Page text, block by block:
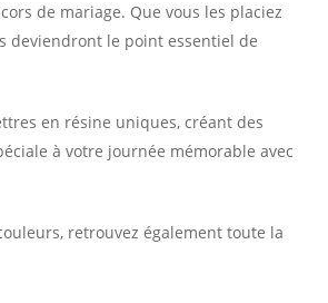
de mariage. Que vous les placiez
deviendront le point essentiel de
en résine uniques, créant des
à votre journée mémorable avec
retrouvez également toute la